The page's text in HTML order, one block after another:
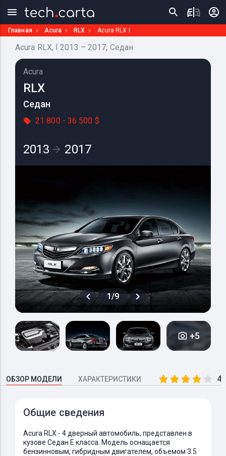
Главная Acura RLX Acura RLX I
Acura RLX, I 2013 – 2017, Седан
Acura
RLX
Седан
21 800 - 36 500 $
2013 2017
1/9
+5
ОБЗОР МОДЕЛИ ХАРАКТЕРИСТИКИ
Общие сведения
Acura RLX - 4 дверный автомобиль, представлен в
кузове Седан E класса. Модель оснащается
бензинновым, гибридным двигателем, объемом 3.5